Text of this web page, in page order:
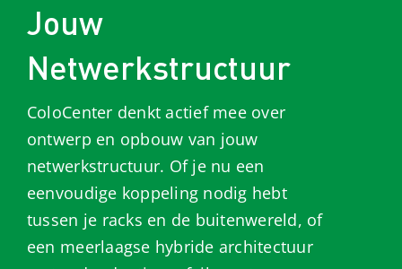
Jouw
Netwerkstructuur
ColoCenter denkt actief mee over
ontwerp en opbouw van jouw
netwerkstructuur. Of je nu een
eenvoudige koppeling nodig hebt
tussen je racks en de buitenwereld, of
een meerlaagse hybride architectuur